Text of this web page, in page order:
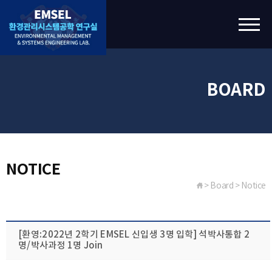
BOARD
NOTICE
> Board > Notice
[환영:2022년 2학기 EMSEL 신입생 3명 입학] 석박사통합 2
명/박사과정 1명 Join